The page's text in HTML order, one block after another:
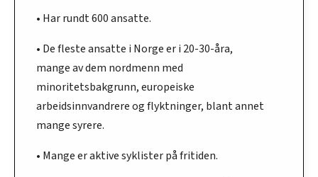
• Har rundt 600 ansatte.
• De fleste ansatte i Norge er i 20-30-åra,
mange av dem nordmenn med
minoritetsbakgrunn, europeiske
arbeidsinnvandrere og flyktninger, blant annet
mange syrere.
• Mange er aktive syklister på fritiden.